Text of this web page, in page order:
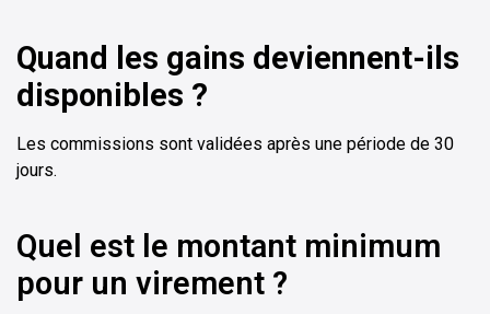
Quand les gains deviennent-ils
disponibles ?
Les commissions sont validées après une période de 30
jours.
Quel est le montant minimum
pour un virement ?